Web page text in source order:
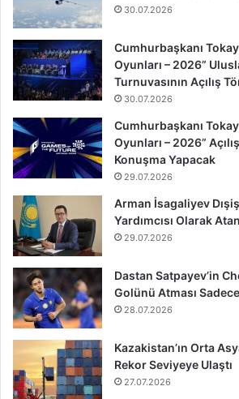
30.07.2026
Cumhurbaşkanı
Oyunları – 2026”
Turnuvasının Açılış
30.07.2026
Cumhurbaşkanı
Oyunları – 2026”
Konuşma Yapacak
29.07.2026
Arman İsagaliyev
Yardımcısı Olarak
29.07.2026
Dastan Satpayev’in
Golünü Atması
28.07.2026
Kazakistan’ın Orta
Rekor Seviyeye Ulaştı
27.07.2026